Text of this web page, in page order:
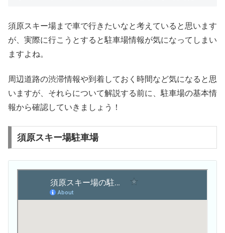
須原スキー場まで車で行きたいなと考えていると思います
が、実際に行こうとすると駐車場情報が気になってしまい
ますよね。
周辺道路の渋滞情報や到着しておく時間など気になると思
いますが、それらについて解説する前に、駐車場の基本情
報から確認していきましょう！
須原スキー場駐車場